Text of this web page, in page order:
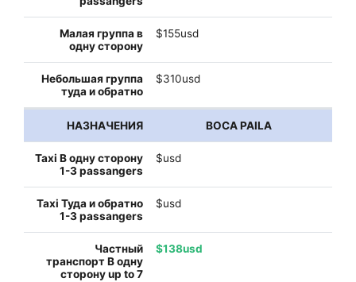
$155usd
$310usd
BOCA PAILA
$usd
$usd
$138usd